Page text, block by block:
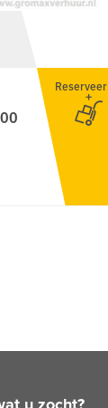
Reserveer